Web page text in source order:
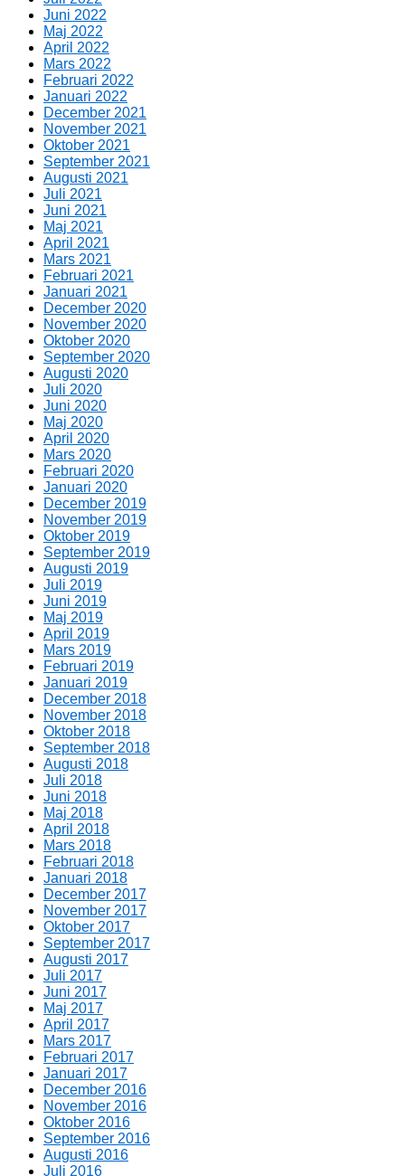
Juni 2022
Maj 2022
April 2022
Mars 2022
Februari 2022
Januari 2022
December 2021
November 2021
Oktober 2021
September 2021
Augusti 2021
Juli 2021
Juni 2021
Maj 2021
April 2021
Mars 2021
Februari 2021
Januari 2021
December 2020
November 2020
Oktober 2020
September 2020
Augusti 2020
Juli 2020
Juni 2020
Maj 2020
April 2020
Mars 2020
Februari 2020
Januari 2020
December 2019
November 2019
Oktober 2019
September 2019
Augusti 2019
Juli 2019
Juni 2019
Maj 2019
April 2019
Mars 2019
Februari 2019
Januari 2019
December 2018
November 2018
Oktober 2018
September 2018
Augusti 2018
Juli 2018
Juni 2018
Maj 2018
April 2018
Mars 2018
Februari 2018
Januari 2018
December 2017
November 2017
Oktober 2017
September 2017
Augusti 2017
Juli 2017
Juni 2017
Maj 2017
April 2017
Mars 2017
Februari 2017
Januari 2017
December 2016
November 2016
Oktober 2016
September 2016
Augusti 2016
Juli 2016